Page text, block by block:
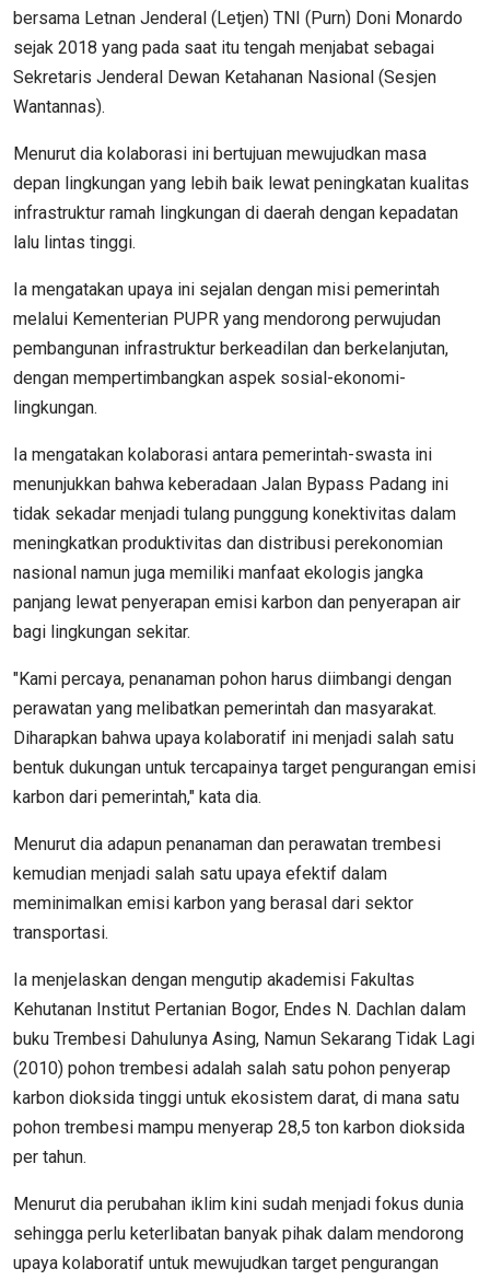
bersama Letnan Jenderal (Letjen) TNI (Purn) Doni Monardo
sejak 2018 yang pada saat itu tengah menjabat sebagai
Sekretaris Jenderal Dewan Ketahanan Nasional (Sesjen
Wantannas).
Menurut dia kolaborasi ini bertujuan mewujudkan masa
depan lingkungan yang lebih baik lewat peningkatan kualitas
infrastruktur ramah lingkungan di daerah dengan kepadatan
lalu lintas tinggi.
Ia mengatakan upaya ini sejalan dengan misi pemerintah
melalui Kementerian PUPR yang mendorong perwujudan
pembangunan infrastruktur berkeadilan dan berkelanjutan,
dengan mempertimbangkan aspek sosial-ekonomi-
lingkungan.
Ia mengatakan kolaborasi antara pemerintah-swasta ini
menunjukkan bahwa keberadaan Jalan Bypass Padang ini
tidak sekadar menjadi tulang punggung konektivitas dalam
meningkatkan produktivitas dan distribusi perekonomian
nasional namun juga memiliki manfaat ekologis jangka
panjang lewat penyerapan emisi karbon dan penyerapan air
bagi lingkungan sekitar.
"Kami percaya, penanaman pohon harus diimbangi dengan
perawatan yang melibatkan pemerintah dan masyarakat.
Diharapkan bahwa upaya kolaboratif ini menjadi salah satu
bentuk dukungan untuk tercapainya target pengurangan emisi
karbon dari pemerintah," kata dia.
Menurut dia adapun penanaman dan perawatan trembesi
kemudian menjadi salah satu upaya efektif dalam
meminimalkan emisi karbon yang berasal dari sektor
transportasi.
Ia menjelaskan dengan mengutip akademisi Fakultas
Kehutanan Institut Pertanian Bogor, Endes N. Dachlan dalam
buku Trembesi Dahulunya Asing, Namun Sekarang Tidak Lagi
(2010) pohon trembesi adalah salah satu pohon penyerap
karbon dioksida tinggi untuk ekosistem darat, di mana satu
pohon trembesi mampu menyerap 28,5 ton karbon dioksida
per tahun.
Menurut dia perubahan iklim kini sudah menjadi fokus dunia
sehingga perlu keterlibatan banyak pihak dalam mendorong
upaya kolaboratif untuk mewujudkan target pengurangan